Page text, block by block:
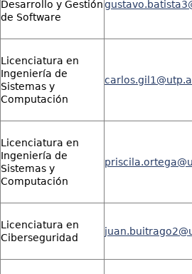
Desarrollo y Gestión
de Software
Licenciatura en
Ingeniería de
Sistemas y
Computación
Licenciatura en
Ingeniería de
Sistemas y
Computación
Licenciatura en
Ciberseguridad